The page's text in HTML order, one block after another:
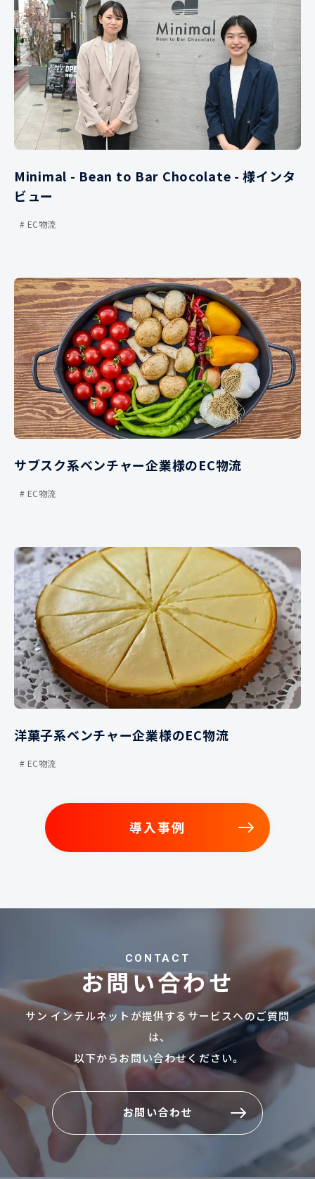
Minimal - Bean to Bar Chocolate - 様インタ
ビュー
EC物流
サブスク系ベンチャー企業様のEC物流
EC物流
洋菓子系ベンチャー企業様のEC物流
EC物流
導入事例
CONTACT
お問い合わせ
サン インテルネットが提供するサービスへのご質問
は、
以下からお問い合わせください。
お問い合わせ
お問い合わせ